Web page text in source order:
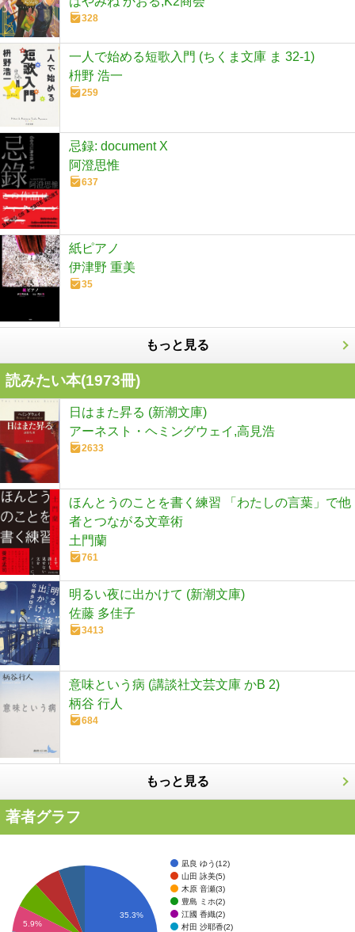
328
一人で始める短歌入門 (ちくま文庫 ま 32-1)
枡野 浩一
259
忌録: document X
阿澄思惟
637
紙ピアノ
伊津野 重美
35
もっと見る
読みたい本(1973冊)
日はまた昇る (新潮文庫)
アーネスト・ヘミングウェイ,高見浩
2633
ほんとうのことを書く練習 「わたしの言葉」で他
者とつながる文章術
土門蘭
761
明るい夜に出かけて (新潮文庫)
佐藤 多佳子
3413
意味という病 (講談社文芸文庫 かB 2)
柄谷 行人
684
もっと見る
著者グラフ
凪良 ゆう(12)
山田 詠美(5)
木原 音瀬(3)
豊島 ミホ(2)
江國 香織(2)
村田 沙耶香(2)
35.3%
5.9%